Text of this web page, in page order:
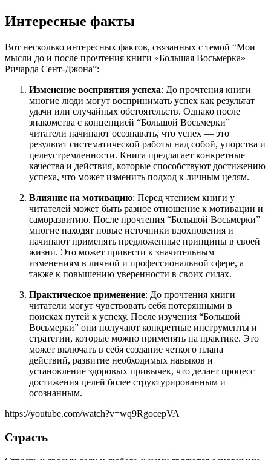
Интересные факты
Вот несколько интересных фактов, связанных с темой “Мои
мысли до и после прочтения книги «Большая Восьмерка»
Ричарда Сент-Джона”:
Изменение восприятия успеха: До прочтения книги
многие люди могут воспринимать успех как результат
удачи или случайных обстоятельств. Однако после
знакомства с концепцией “Большой Восьмерки”
читатели начинают осознавать, что успех — это
результат систематической работы над собой, упорства и
целеустремленности. Книга предлагает конкретные
качества и действия, которые способствуют достижению
успеха, что может изменить подход к личным целям.
Влияние на мотивацию: Перед чтением книги у
читателей может быть разное отношение к мотивации и
саморазвитию. После прочтения “Большой Восьмерки”
многие находят новые источники вдохновения и
начинают применять предложенные принципы в своей
жизни. Это может привести к значительным
изменениям в личной и профессиональной сфере, а
также к повышению уверенности в своих силах.
Практическое применение: До прочтения книги
читатели могут чувствовать себя потерянными в
поисках путей к успеху. После изучения “Большой
Восьмерки” они получают конкретные инструменты и
стратегии, которые можно применять на практике. Это
может включать в себя создание четкого плана
действий, развитие необходимых навыков и
установление здоровых привычек, что делает процесс
достижения целей более структурированным и
осознанным.
https://youtube.com/watch?v=wq9RgocepVA
Страсть